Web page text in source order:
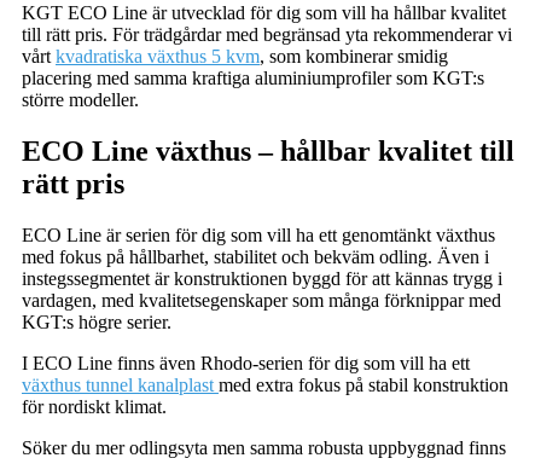
KGT ECO Line är utvecklad för dig som vill ha hållbar kvalitet
till rätt pris. För trädgårdar med begränsad yta rekommenderar vi
vårt kvadratiska växthus 5 kvm, som kombinerar smidig
placering med samma kraftiga aluminiumprofiler som KGT:s
större modeller.
ECO Line växthus – hållbar kvalitet till
rätt pris
ECO Line är serien för dig som vill ha ett genomtänkt växthus
med fokus på hållbarhet, stabilitet och bekväm odling. Även i
instegssegmentet är konstruktionen byggd för att kännas trygg i
vardagen, med kvalitetsegenskaper som många förknippar med
KGT:s högre serier.
I ECO Line finns även Rhodo-serien för dig som vill ha ett
växthus tunnel kanalplast med extra fokus på stabil konstruktion
för nordiskt klimat.
Söker du mer odlingsyta men samma robusta uppbyggnad finns